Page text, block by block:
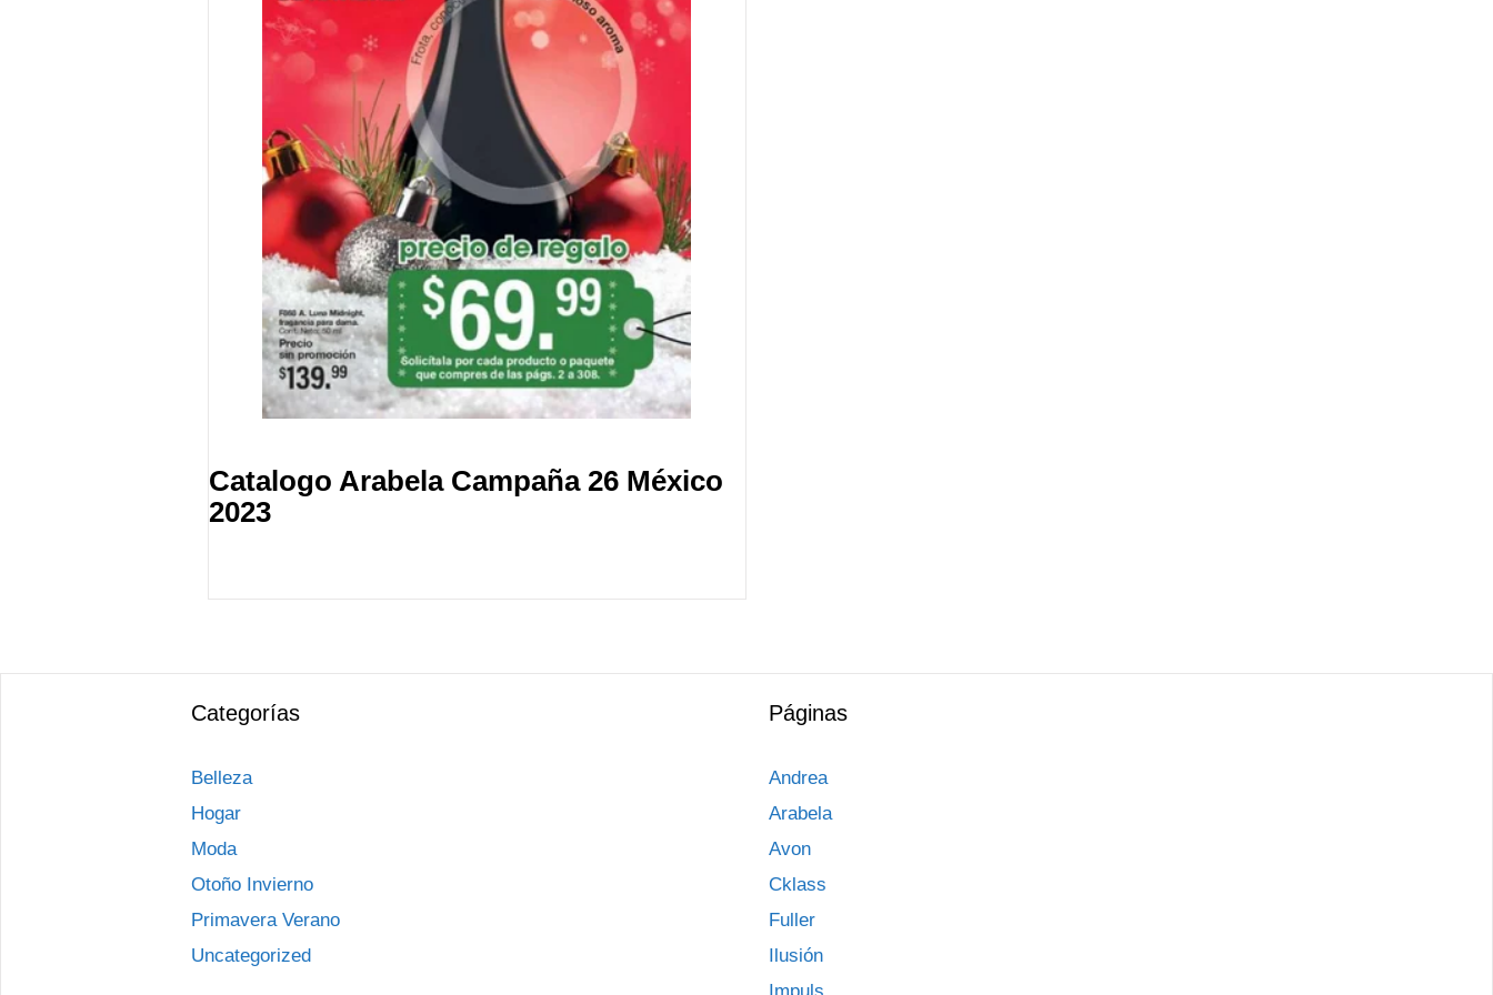
Catalogo Arabela Campaña 26 México
2023
Categorías
Belleza
Hogar
Moda
Otoño Invierno
Primavera Verano
Uncategorized
Páginas
Andrea
Arabela
Avon
Cklass
Fuller
Ilusión
Impuls